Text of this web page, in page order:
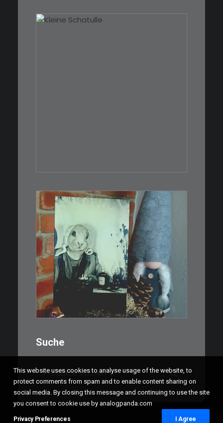
€3,00
Limitierte Auflage. Original:
Abzug von…
Suche
Suchen
nach:
This website uses cookies to analyse usage of the website, to
protect comments from spam and to enable content sharing on
social media. By closing this message and continuing to use the site
you consent to cookie use by analogpanda.com
Privacy Preferences I Agree